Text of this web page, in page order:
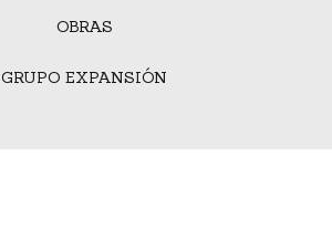
OBRAS
GRUPO EXPANSIÓN